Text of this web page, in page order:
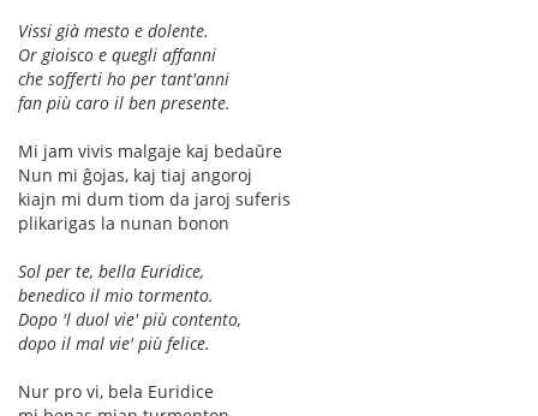
Vissi già mesto e dolente.
Or gioisco e quegli affanni
che sofferti ho per tant'anni
fan più caro il ben presente.
Mi jam vivis malgaje kaj bedaŭre
Nun mi ĝojas, kaj tiaj angoroj
kiajn mi dum tiom da jaroj suferis
plikarigas la nunan bonon
Sol per te, bella Euridice,
benedico il mio tormento.
Dopo 'l duol vie' più contento,
dopo il mal vie' più felice.
Nur pro vi, bela Euridice